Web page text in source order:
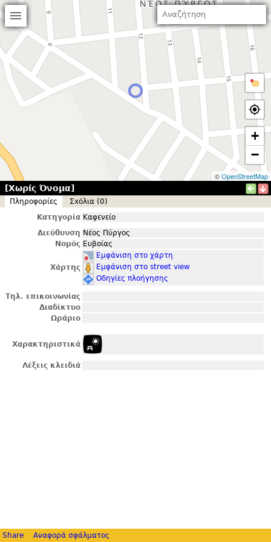
+
−
©OpenStreetMap
[Χωρίς Όνομα]
Πληροφορίες
Σxόλια (0)
Κατηγορία Καφενείο
Διεύθυνση Νέος Πύργος
Νομός Ευβοίας
Χάρτης
Εμφάνιση στο χάρτη
Εμφάνιση στο street view
Οδηγίες πλοήγησης
Τηλ. επικοινωνίας
Διαδίκτυο
Ωράριο
Χαρακτηριστικά
Λέξεις κλειδιά
Share Αναφορά σφάλματος